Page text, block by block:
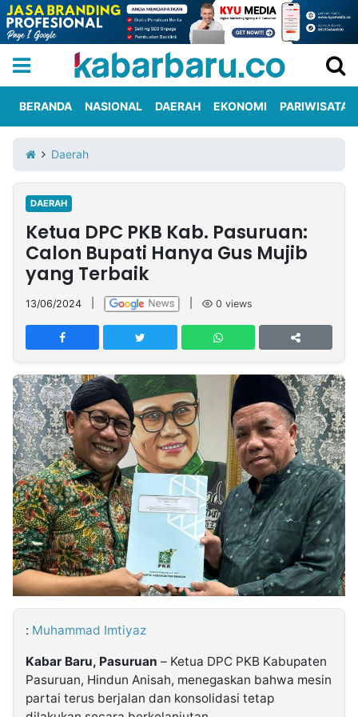
Iklan
Berita
Kami
Nasional
International
Olahraga
Entertainment
Daerah
Pariwisata
Kuliner
Kolom
Network
PT
TREETAN
INDONESIA
Partner
Insight
NTB
Suara
Time
Lens
IDN
Daily
Jogja
Jalan
Rakyat
Idealita
News
Kita
Notice
Dinamikapost.com
Radar
Baru
Seedbacklink
Follow
Kabarbaru
BERANDA NASIONAL DAERAH EKONOMI PARIWISATA
Daerah
DAERAH
Ketua DPC PKB Kab. Pasuruan:
Calon Bupati Hanya Gus Mujib
yang Terbaik
13/06/2024 0 views
: Muhammad Imtiyaz
Kabar Baru, Pasuruan – Ketua DPC PKB Kabupaten
Pasuruan, Hindun Anisah, menegaskan bahwa mesin
partai terus berjalan dan konsolidasi tetap